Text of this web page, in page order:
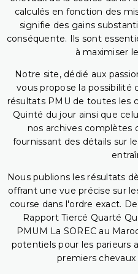
calculés en fonction des
signifie des gains
conséquente. Ils sont
à maximiser
Notre site, dédié aux
vous propose la possibilité
résultats PMU de toutes les
Quinté du jour ainsi que
nos archives complètes
fournissant des détails sur
Nous publions les résultats
offrant une vue précise sur
course dans l'ordre exact.
Rapport Tiercé Quarté
PMUM La SOREC au
potentiels pour les parieurs
premiers